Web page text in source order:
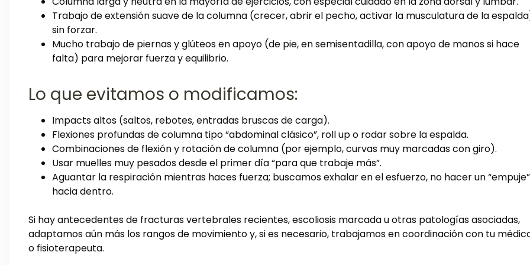
Trabajo de extensión suave de la columna (crecer, abrir el pecho, activar la musculatura de la
sin forzar.
Mucho trabajo de piernas y glúteos en apoyo (de pie, en semisentadilla, con apoyo de manos si hace
falta) para mejorar fuerza y equilibrio.
Lo que evitamos o modificamos:
Impacts altos (saltos, rebotes, entradas bruscas de carga).
Flexiones profundas de columna tipo “abdominal clásico”, roll up o rodar sobre la espalda.
Combinaciones de flexión y rotación de columna (por ejemplo, curvas muy marcadas con giro).
Usar muelles muy pesados desde el primer día “para que trabaje más”.
Aguantar la respiración mientras haces fuerza; buscamos exhalar en el esfuerzo, no hacer un “empuje”
hacia dentro.
Si hay antecedentes de fracturas vertebrales recientes, escoliosis marcada u otras patologías asociadas,
adaptamos aún más los rangos de movimiento y, si es necesario, trabajamos en coordinación con tu
o fisioterapeuta.